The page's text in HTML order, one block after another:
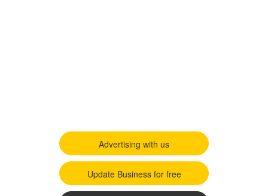
Advertising with us
Update Business for free